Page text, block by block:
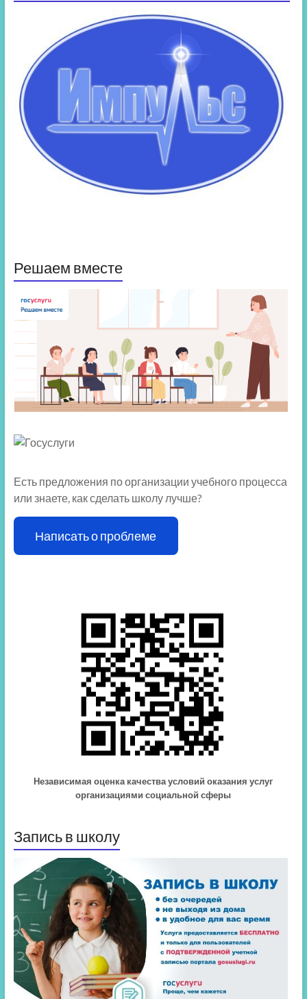
Решаем вместе
Есть предложения по организации учебного процесса
или знаете, как сделать школу лучше?
Написать о проблеме
Независимая оценка качества условий оказания услуг
организациями социальной сферы
Запись в школу